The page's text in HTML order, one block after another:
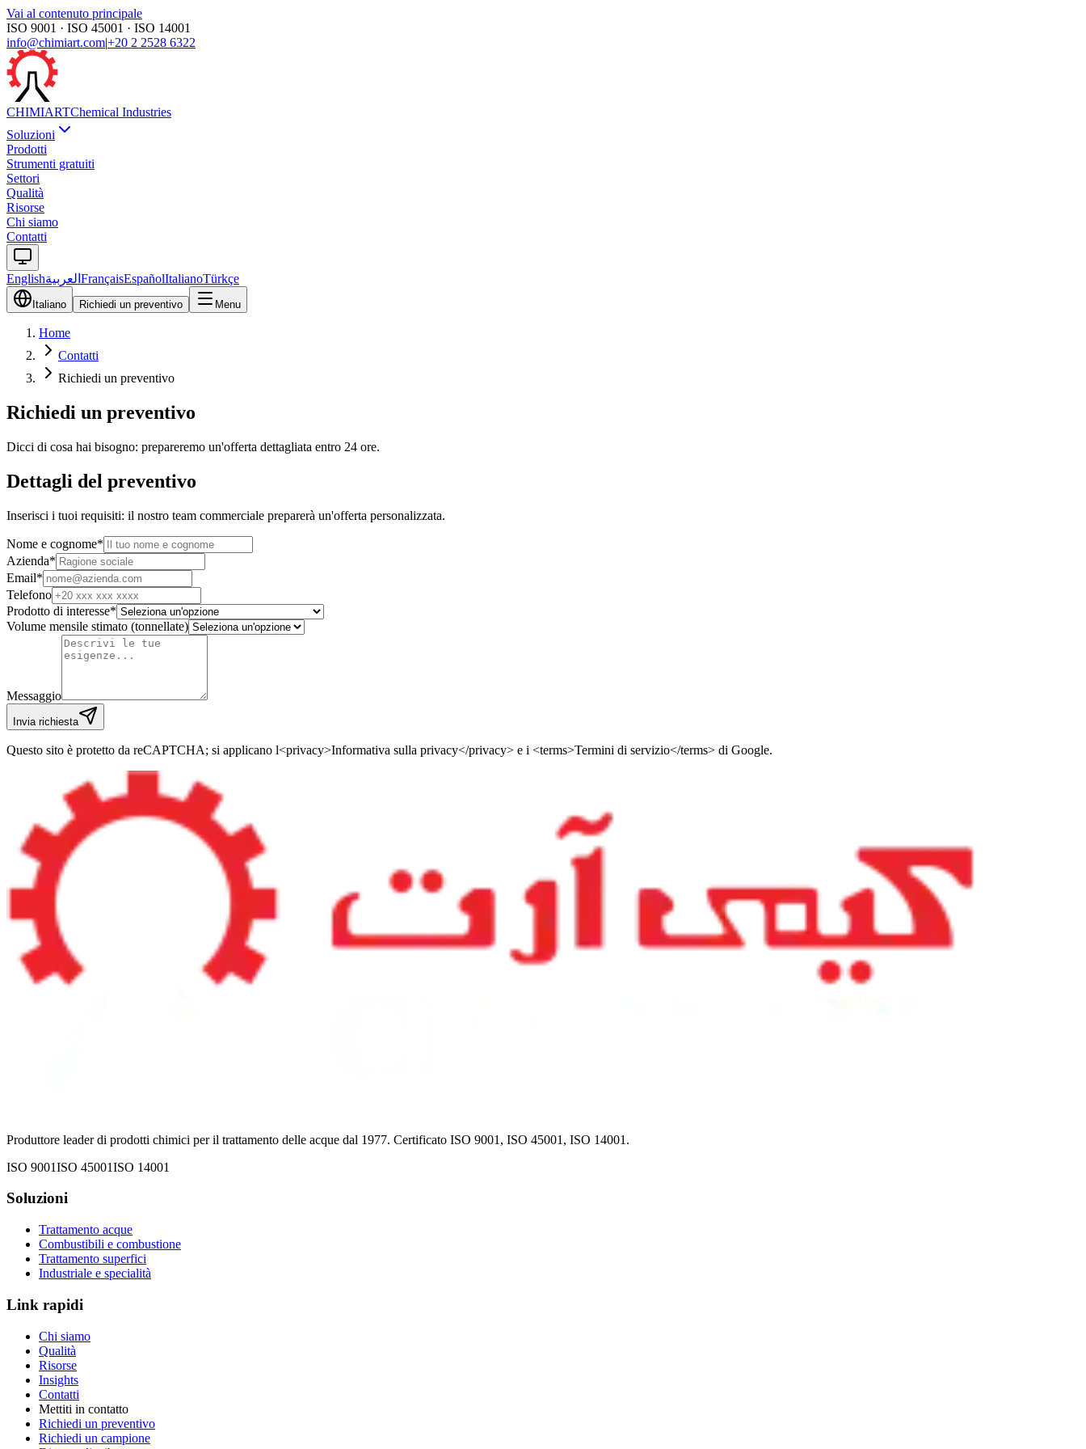
Vai al contenuto principale
ISO 9001 · ISO 45001 · ISO 14001
info@chimiart.com|+20 2 2528 6322
CHIMIARTChemical Industries
Soluzioni
Prodotti
Strumenti gratuiti
Settori
Qualità
Risorse
Chi siamo
Contatti
Englishالعربية FrançaisEspañolItalianoTürkçe
Italiano Richiedi un preventivo Menu
Home
Contatti
Richiedi un preventivo
Richiedi un preventivo
Dicci di cosa hai bisogno: prepareremo un'offerta dettagliata entro 24 ore.
Dettagli del preventivo
Inserisci i tuoi requisiti: il nostro team commerciale preparerà un'offerta personalizzata.
Nome e cognome*
Azienda*
Email*
Telefono
Prodotto di interesse*
Volume mensile stimato (tonnellate)
Messaggio
Invia richiesta
Questo sito è protetto da reCAPTCHA; si applicano l<privacy>Informativa sulla privacy</privacy> e i <terms>Termini di servizio</terms> di Google.
Produttore leader di prodotti chimici per il trattamento delle acque dal 1977. Certificato ISO 9001, ISO 45001, ISO 14001.
ISO 9001ISO 45001ISO 14001
Soluzioni
Trattamento acque
Combustibili e combustione
Trattamento superfici
Industriale e specialità
Link rapidi
Chi siamo
Qualità
Risorse
Insights
Contatti
Mettiti in contatto
Richiedi un preventivo
Richiedi un campione